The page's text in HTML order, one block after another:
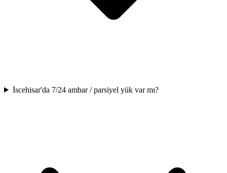
İscehisar'da 7/24 ambar / parsiyel yük var mı?